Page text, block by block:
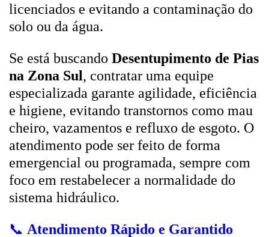
licenciados e evitando a contaminação do
solo ou da água.
Se está buscando Desentupimento de Pias
na Zona Sul, contratar uma equipe
especializada garante agilidade, eficiência
e higiene, evitando transtornos como mau
cheiro, vazamentos e refluxo de esgoto. O
atendimento pode ser feito de forma
emergencial ou programada, sempre com
foco em restabelecer a normalidade do
sistema hidráulico.
📞 Atendimento Rápido e Garantido